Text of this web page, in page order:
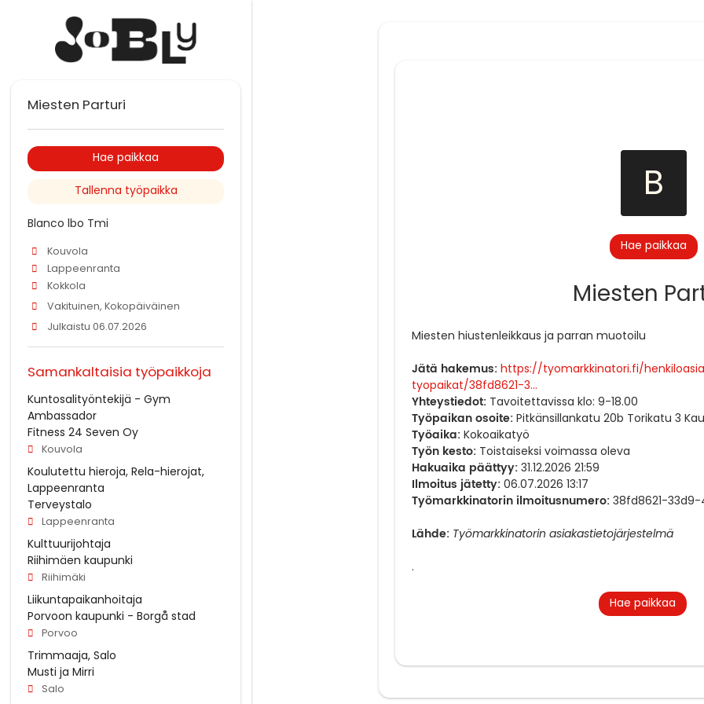
B
Miesten
Hae paikkaa
Miesten hiustenleikkaus ja parran muotoilu
Jätä hakemus: https://tyomarkkinatori.fi/
tyopaikat/38fd8621-3...
Yhteystiedot: Tavoitettavissa klo: 9-18.00
Työpaikan osoite: Pitkänsillankatu 20b Torikatu 3
Työaika: Kokoaikatyö
Työn kesto: Toistaiseksi voimassa oleva
Hakuaika päättyy: 31.12.2026 21:59
Ilmoitus jätetty: 06.07.2026 13:17
Työmarkkinatorin ilmoitusnumero: 38fd8621-
Lähde: Työmarkkinatorin asiakastietojärjestelmä
.
Hae paikkaa
Miesten Parturi
Hae paikkaa
Tallenna työpaikka
Blanco lbo Tmi
Kouvola
Lappeenranta
Kokkola
Vakituinen, Kokopäiväinen
Julkaistu 06.07.2026
Samankaltaisia työpaikkoja
Kuntosalityöntekijä - Gym
Ambassador
Fitness 24 Seven Oy
Kouvola
Koulutettu hieroja, Rela-hierojat,
Lappeenranta
Terveystalo
Lappeenranta
Kulttuurijohtaja
Riihimäen kaupunki
Riihimäki
Liikuntapaikanhoitaja
Porvoon kaupunki - Borgå stad
Porvoo
Trimmaaja, Salo
Musti ja Mirri
Salo